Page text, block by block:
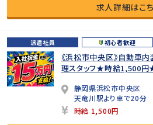
求人詳細はこ
派遣社員 初心者歓迎
《浜松市中央区》自動車
理スタッフ★時給1,500
静岡県浜松市中央区
天竜川駅より車で20分
時給 1,500円